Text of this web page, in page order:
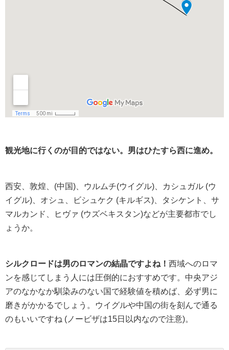
観光地に行くのが目的ではない。男はひたすら西に進め。
西安、敦煌、(中国)、ウルムチ(ウイグル)、カシュガル (ウ
イグル)、オシュ、ビシュケク (キルギス)、タシケント、サ
マルカンド、ヒヴァ (ウズベキスタン)などが主要都市でし
ょうか。
シルクロードは男のロマンの結晶ですよね！ 西域へのロマ
ンを感じてしまう人には圧倒的におすすめです。中央アジ
アのなかなか馴染みのない国で経験値を積めば、必ず男に
磨きがかかるでしょう。ウイグルや中国の街を刻んで通る
のもいいですね (ノービザは15日以内なので注意)。